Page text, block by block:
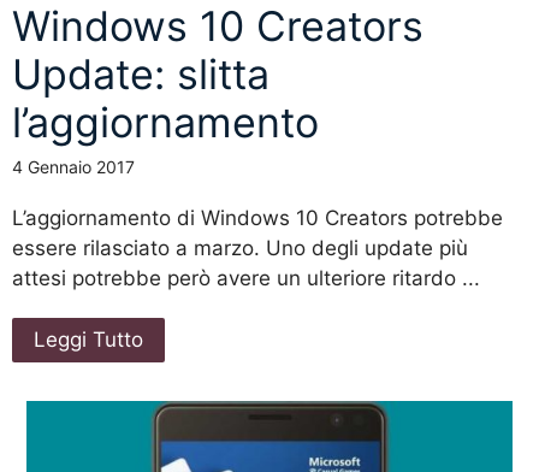
Windows 10 Creators
Update: slitta
l’aggiornamento
4 Gennaio 2017
L’aggiornamento di Windows 10 Creators potrebbe
essere rilasciato a marzo. Uno degli update più
attesi potrebbe però avere un ulteriore ritardo ...
Leggi Tutto